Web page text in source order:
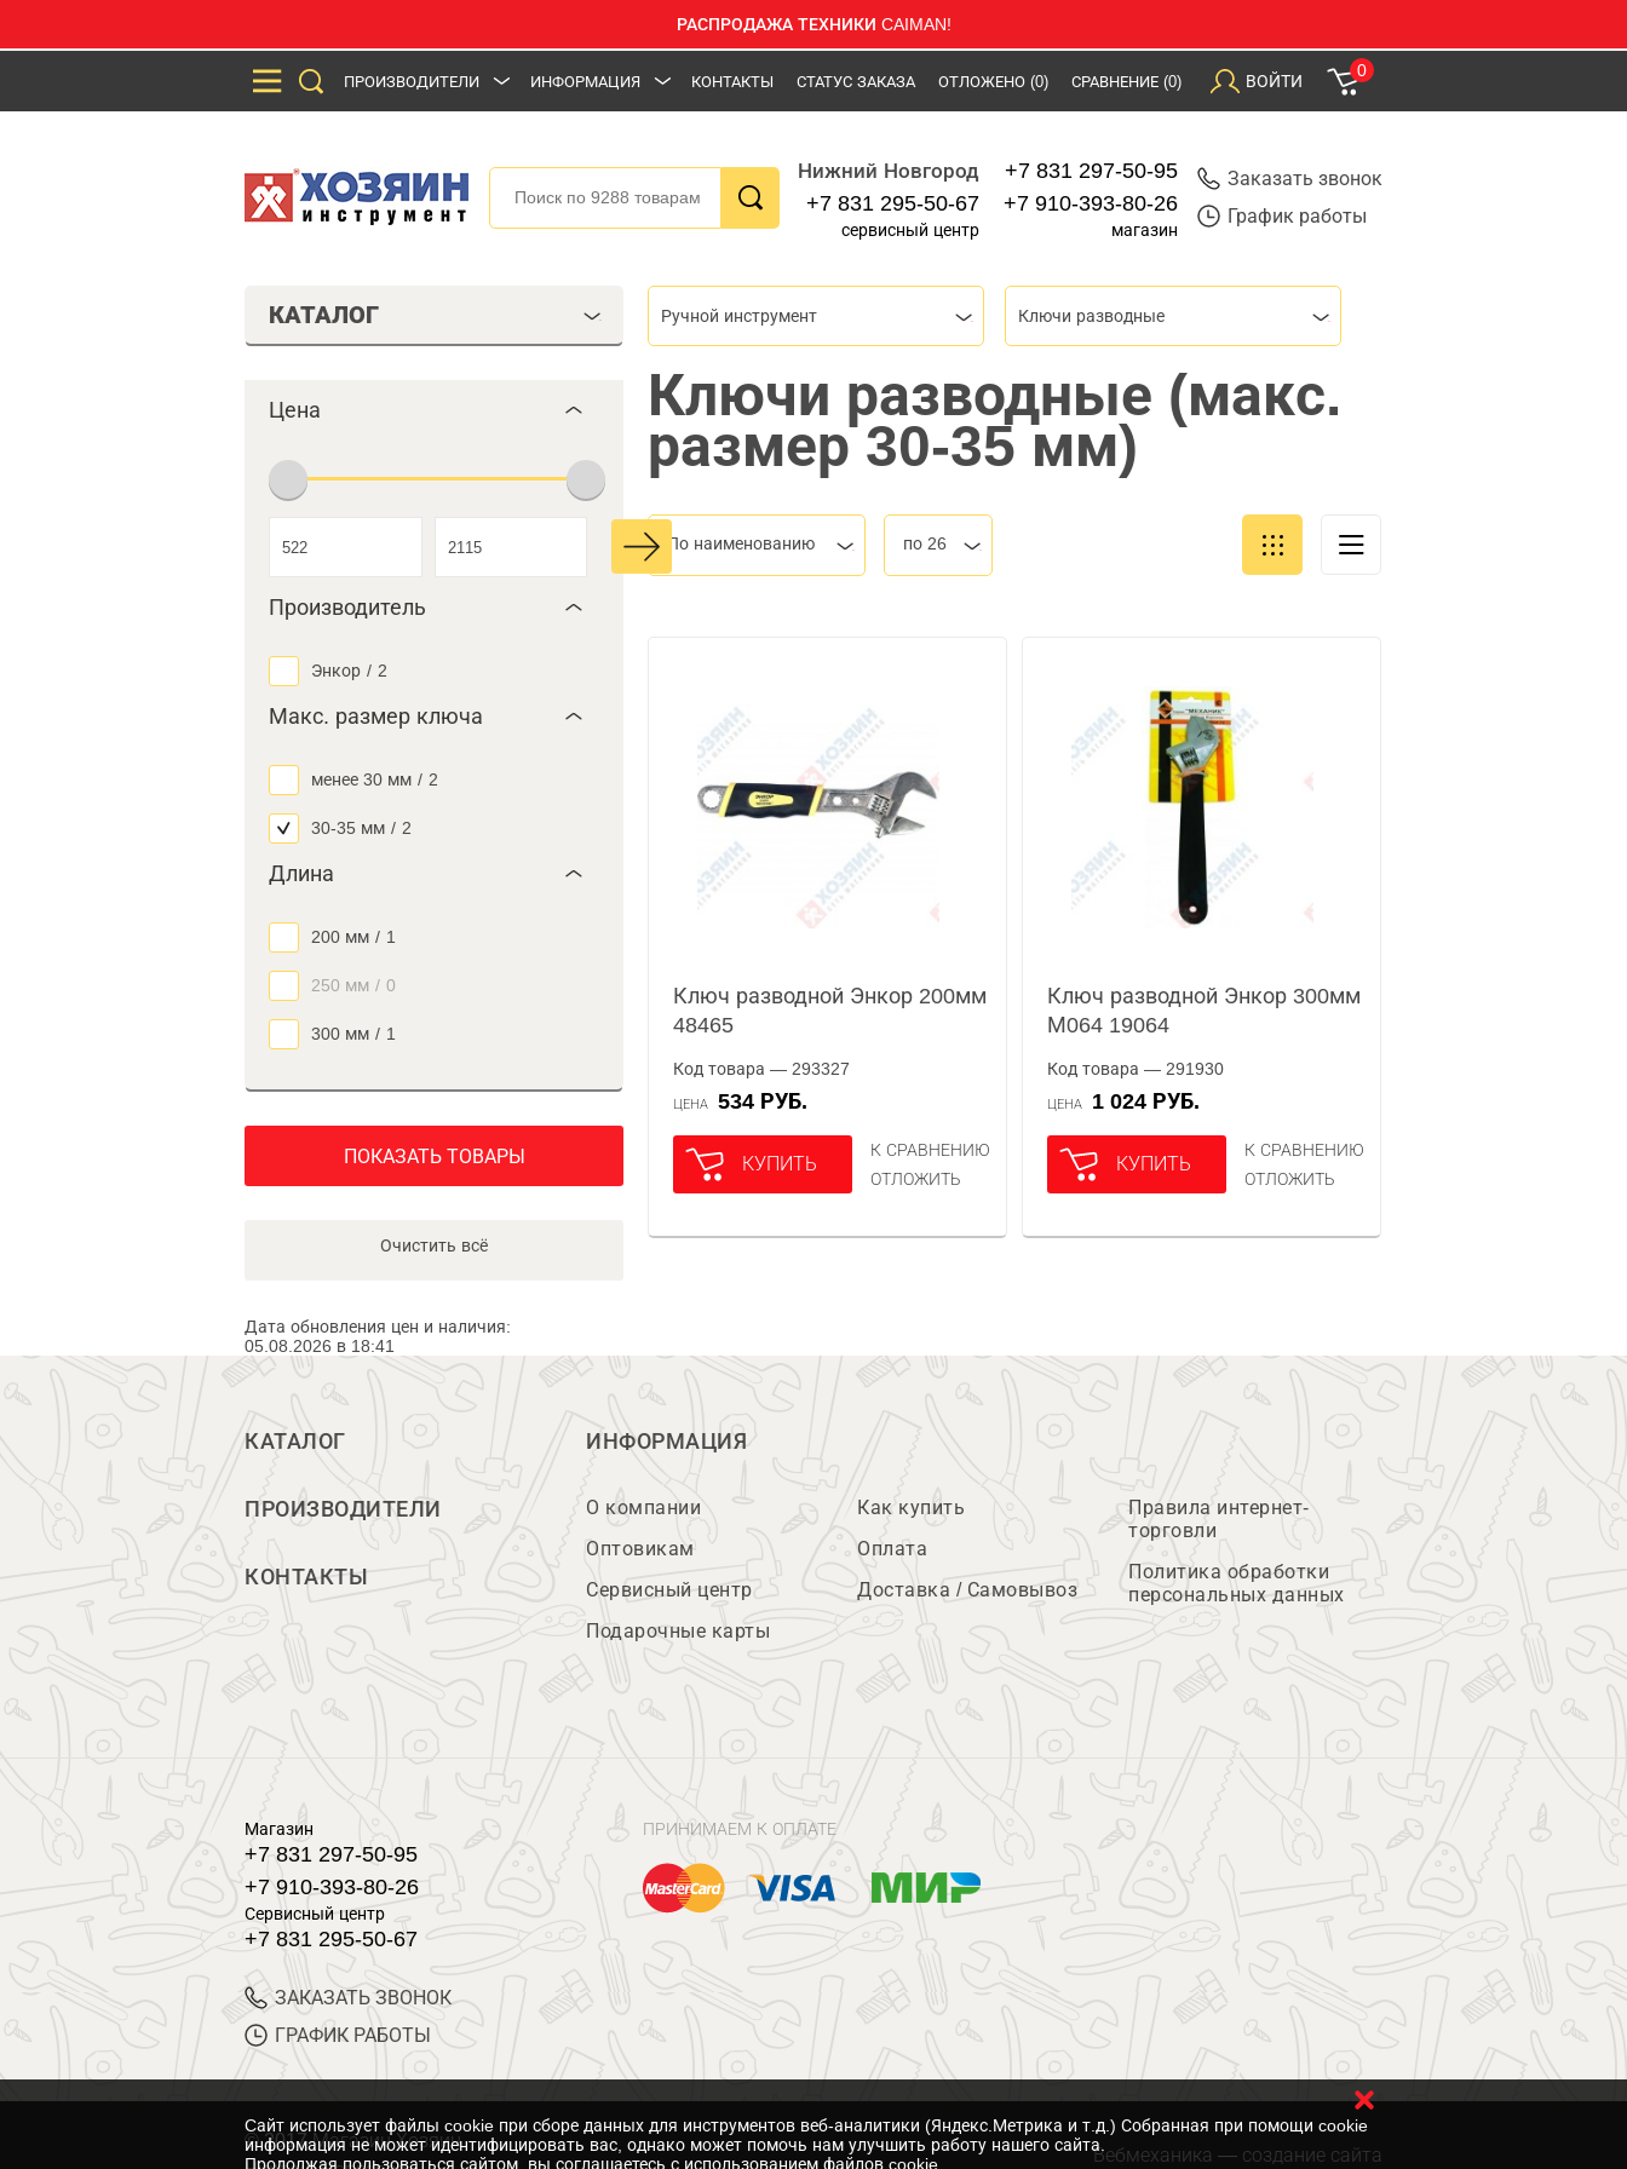
РАСПРОДАЖА ТЕХНИКИ CAIMAN!
ПРОИЗВОДИТЕЛИ ИНФОРМАЦИЯ КОНТАКТЫ СТАТУС ЗАКАЗА ОТЛОЖЕНО (0) СРАВНЕНИЕ (0) ВОЙТИ
0
Нижний Новгород
+7 831 295-50-67
сервисный центр
+7 831 297-50-95
+7 910-393-80-26
магазин
Заказать звонок
График работы
КАТАЛОГ
Цена
Производитель
Энкор / 2
Макс. размер ключа
менее 30 мм / 2
30-35 мм / 2
Длина
200 мм / 1
250 мм / 0
300 мм / 1
ПОКАЗАТЬ ТОВАРЫ
Очистить всё
Дата обновления цен и наличия:
05.08.2026 в 18:41
Ручной инструмент Ключи разводные
Ключи разводные (макс.
размер 30-35 мм)
По наименованию по 26
Ключ разводной Энкор 200мм
48465
Код товара — 293327
ЦЕНА 534 РУБ.
КУПИТЬ
К СРАВНЕНИЮ
ОТЛОЖИТЬ
Ключ разводной Энкор 300мм
М064 19064
Код товара — 291930
ЦЕНА 1 024 РУБ.
КУПИТЬ
К СРАВНЕНИЮ
ОТЛОЖИТЬ
КАТАЛОГ
ПРОИЗВОДИТЕЛИ
КОНТАКТЫ
ИНФОРМАЦИЯ
О компании
Оптовикам
Сервисный центр
Подарочные карты
Как купить
Оплата
Доставка / Самовывоз
Правила интернет-
торговли
Политика обработки
персональных данных
Магазин
+7 831 297-50-95
+7 910-393-80-26
Сервисный центр
+7 831 295-50-67
ЗАКАЗАТЬ ЗВОНОК
ГРАФИК РАБОТЫ
ПРИНИМАЕМ К ОПЛАТЕ
© 2017 Магазин Хозяин
Вебмеханика — создание сайта
Cайт использует файлы cookie при сборе данных для инструментов веб-аналитики (Яндекс.Метрика и т.д.) Собранная при помощи cookie
информация не может идентифицировать вас, однако может помочь нам улучшить работу нашего сайта.
Продолжая пользоваться сайтом, вы соглашаетесь с использованием файлов cookie.